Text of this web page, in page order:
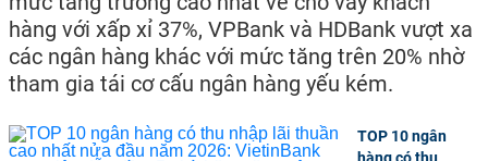
hàng với xấp xỉ 37%, VPBank và HDBank vượt xa
các ngân hàng khác với mức tăng trên 20% nhờ
tham gia tái cơ cấu ngân hàng yếu kém.
TOP 10 ngân